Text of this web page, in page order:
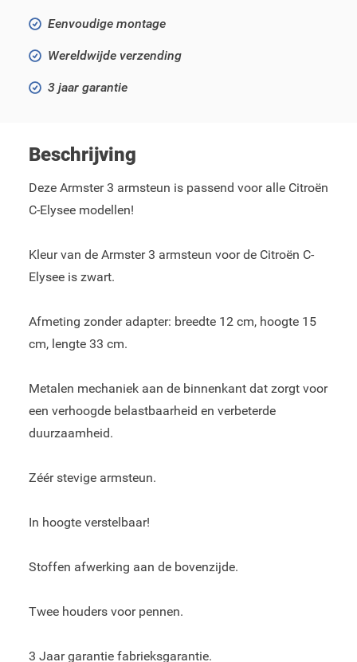
Eenvoudige montage
Wereldwijde verzending
3 jaar garantie
Beschrijving
Deze Armster 3 armsteun is passend voor alle Citroën
C-Elysee modellen!
Kleur van de Armster 3 armsteun voor de Citroën C-
Elysee is zwart.
Afmeting zonder adapter: breedte 12 cm, hoogte 15
cm, lengte 33 cm.
Metalen mechaniek aan de binnenkant dat zorgt voor
een verhoogde belastbaarheid en verbeterde
duurzaamheid.
Zéér stevige armsteun.
In hoogte verstelbaar!
Stoffen afwerking aan de bovenzijde.
Twee houders voor pennen.
3 Jaar garantie fabrieksgarantie.